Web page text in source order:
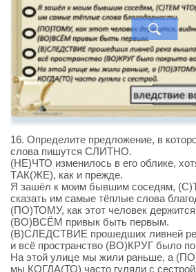
16. Определите предложение, в
слова пишутся СЛИТНО.
(НЕ)ЧТО изменилось в его облике,
ТАК(ЖЕ), как и прежде.
Я зашёл к моим бывшим соседям,
сказать им самые тёплые слова
(ПО)ТОМУ, как этот человек
(ВО)ВСЁМ привык быть первым.
(В)СЛЕДСТВИЕ прошедших ливней
и всё пространство (ВО)КРУГ было
На этой улице мы жили раньше, а
мы КОГДА(ТО) часто гуляли с